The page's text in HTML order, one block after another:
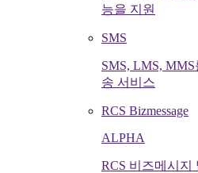
능을 지원
SMS
SMS, LMS,
송 서비스
RCS Bizmessage
ALPHA
RCS 비즈메시지